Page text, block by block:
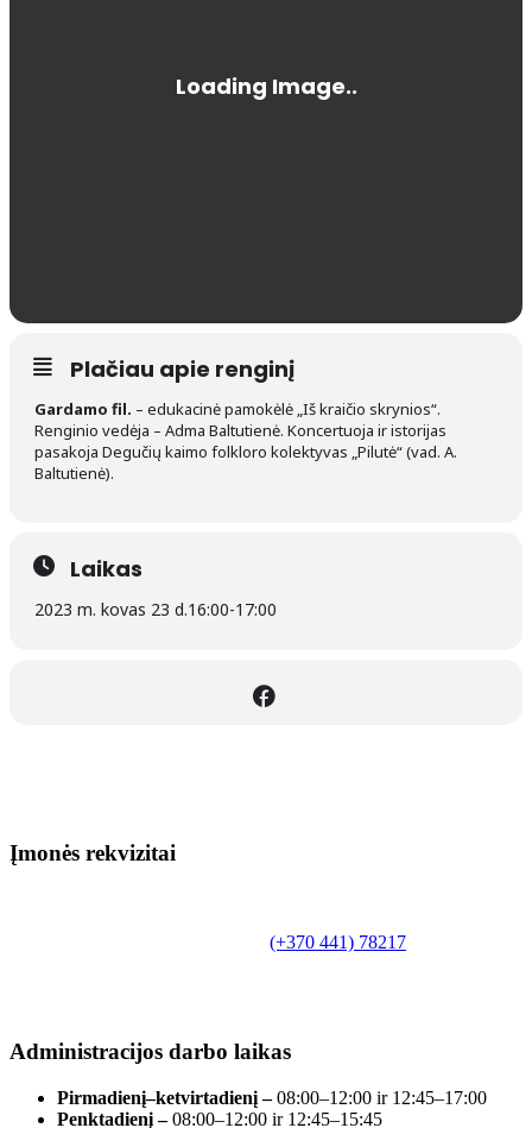
Plačiau apie renginį
Gardamo fil. – edukacinė pamokėlė „Iš kraičio skrynios“.
Renginio vedėja – Adma Baltutienė. Koncertuoja ir istorijas
pasakoja Degučių kaimo folkloro kolektyvas „Pilutė“ (vad. A.
Baltutienė).
Laikas
2023 m. kovas 23 d.16:00-17:00
Įmonės rekvizitai
(+370 441) 78217
Administracijos darbo laikas
Pirmadienį–ketvirtadienį –08:00–12:00 ir 12:45–17:00
Penktadienį –08:00–12:00 ir 12:45–15:45